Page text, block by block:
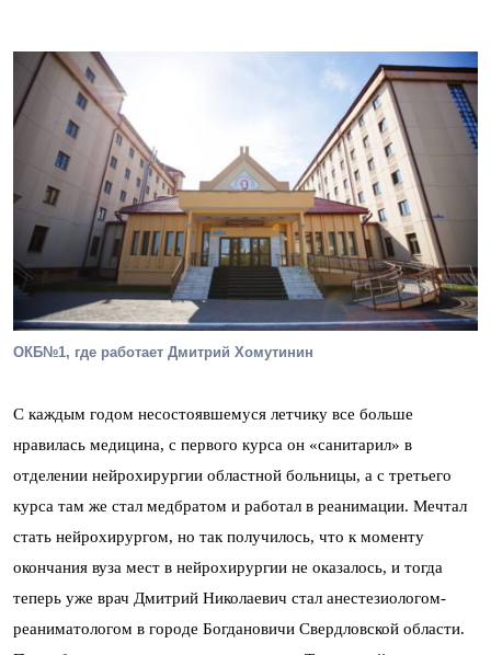
ОКБ№1, где работает Дмитрий Хомутинин
С каждым годом несостоявшемуся летчику все больше
нравилась медицина, с первого курса он «санитарил» в
отделении нейрохирургии областной больницы, а с третьего
курса там же стал медбратом и работал в реанимации. Мечтал
стать нейрохирургом, но так получилось, что к моменту
окончания вуза мест в нейрохирургии не оказалось, и тогда
теперь уже врач Дмитрий Николаевич стал анестезиологом-
реаниматологом в городе Богдановичи Свердловской области.